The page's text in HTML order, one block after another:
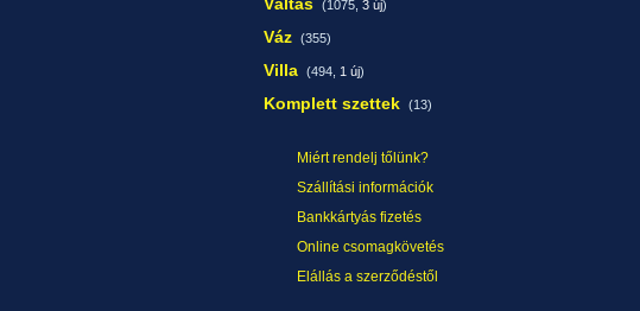
(1075, 3 új)
Váz (355)
Villa (494, 1 új)
Komplett szettek (13)
Miért rendelj tőlünk?
Szállítási információk
Bankkártyás fizetés
Online csomagkövetés
Elállás a szerződéstől